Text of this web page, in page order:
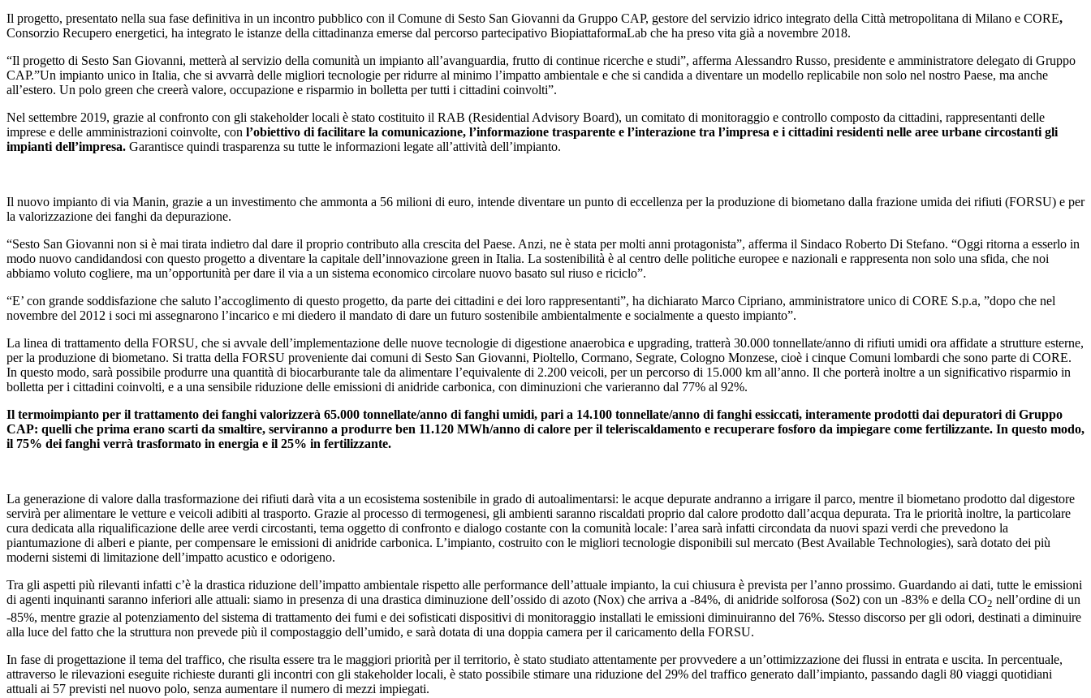
Il progetto, presentato nella sua fase definitiva in un incontro pubblico con il Comune di Sesto San Giovanni da Gruppo CAP, gestore del servizio idrico integrato della Città metropolitana di Milano e CORE,
Consorzio Recupero energetici, ha integrato le istanze della cittadinanza emerse dal percorso partecipativo BiopiattaformaLab che ha preso vita già a novembre 2018.
“Il progetto di Sesto San Giovanni, metterà al servizio della comunità un impianto all’avanguardia, frutto di continue ricerche e studi”, afferma Alessandro Russo, presidente e amministratore delegato di Gruppo
CAP.”Un impianto unico in Italia, che si avvarrà delle migliori tecnologie per ridurre al minimo l’impatto ambientale e che si candida a diventare un modello replicabile non solo nel nostro Paese, ma anche
all’estero. Un polo green che creerà valore, occupazione e risparmio in bolletta per tutti i cittadini coinvolti”.
Nel settembre 2019, grazie al confronto con gli stakeholder locali è stato costituito il RAB (Residential Advisory Board), un comitato di monitoraggio e controllo composto da cittadini, rappresentanti delle
imprese e delle amministrazioni coinvolte, con l’obiettivo di facilitare la comunicazione, l’informazione trasparente e l’interazione tra l’impresa e i cittadini residenti nelle aree urbane circostanti gli
impianti dell’impresa. Garantisce quindi trasparenza su tutte le informazioni legate all’attività dell’impianto.
Il nuovo impianto di via Manin, grazie a un investimento che ammonta a 56 milioni di euro, intende diventare un punto di eccellenza per la produzione di biometano dalla frazione umida dei rifiuti (FORSU) e per
la valorizzazione dei fanghi da depurazione.
“Sesto San Giovanni non si è mai tirata indietro dal dare il proprio contributo alla crescita del Paese. Anzi, ne è stata per molti anni protagonista”, afferma il Sindaco Roberto Di Stefano. “Oggi ritorna a esserlo in
modo nuovo candidandosi con questo progetto a diventare la capitale dell’innovazione green in Italia. La sostenibilità è al centro delle politiche europee e nazionali e rappresenta non solo una sfida, che noi
abbiamo voluto cogliere, ma un’opportunità per dare il via a un sistema economico circolare nuovo basato sul riuso e riciclo”.
“E’ con grande soddisfazione che saluto l’accoglimento di questo progetto, da parte dei cittadini e dei loro rappresentanti”, ha dichiarato Marco Cipriano, amministratore unico di CORE S.p.a, ”dopo che nel
novembre del 2012 i soci mi assegnarono l’incarico e mi diedero il mandato di dare un futuro sostenibile ambientalmente e socialmente a questo impianto”.
La linea di trattamento della FORSU, che si avvale dell’implementazione delle nuove tecnologie di digestione anaerobica e upgrading, tratterà 30.000 tonnellate/anno di rifiuti umidi ora affidate a strutture esterne,
per la produzione di biometano. Si tratta della FORSU proveniente dai comuni di Sesto San Giovanni, Pioltello, Cormano, Segrate, Cologno Monzese, cioè i cinque Comuni lombardi che sono parte di CORE.
In questo modo, sarà possibile produrre una quantità di biocarburante tale da alimentare l’equivalente di 2.200 veicoli, per un percorso di 15.000 km all’anno. Il che porterà inoltre a un significativo risparmio in
bolletta per i cittadini coinvolti, e a una sensibile riduzione delle emissioni di anidride carbonica, con diminuzioni che varieranno dal 77% al 92%.
Il termoimpianto per il trattamento dei fanghi valorizzerà 65.000 tonnellate/anno di fanghi umidi, pari a 14.100 tonnellate/anno di fanghi essiccati, interamente prodotti dai depuratori di Gruppo
CAP: quelli che prima erano scarti da smaltire, serviranno a produrre ben 11.120 MWh/anno di calore per il teleriscaldamento e recuperare fosforo da impiegare come fertilizzante. In questo modo,
il 75% dei fanghi verrà trasformato in energia e il 25% in fertilizzante.
La generazione di valore dalla trasformazione dei rifiuti darà vita a un ecosistema sostenibile in grado di autoalimentarsi: le acque depurate andranno a irrigare il parco, mentre il biometano prodotto dal digestore
servirà per alimentare le vetture e veicoli adibiti al trasporto. Grazie al processo di termogenesi, gli ambienti saranno riscaldati proprio dal calore prodotto dall’acqua depurata. Tra le priorità inoltre, la particolare
cura dedicata alla riqualificazione delle aree verdi circostanti, tema oggetto di confronto e dialogo costante con la comunità locale: l’area sarà infatti circondata da nuovi spazi verdi che prevedono la
piantumazione di alberi e piante, per compensare le emissioni di anidride carbonica. L’impianto, costruito con le migliori tecnologie disponibili sul mercato (Best Available Technologies), sarà dotato dei più
moderni sistemi di limitazione dell’impatto acustico e odorigeno.
Tra gli aspetti più rilevanti infatti c’è la drastica riduzione dell’impatto ambientale rispetto alle performance dell’attuale impianto, la cui chiusura è prevista per l’anno prossimo. Guardando ai dati, tutte le emissioni
di agenti inquinanti saranno inferiori alle attuali: siamo in presenza di una drastica diminuzione dell’ossido di azoto (Nox) che arriva a -84%, di anidride solforosa (So2) con un -83% e della CO2 nell’ordine di un
-85%, mentre grazie al potenziamento del sistema di trattamento dei fumi e dei sofisticati dispositivi di monitoraggio installati le emissioni diminuiranno del 76%. Stesso discorso per gli odori, destinati a diminuire
alla luce del fatto che la struttura non prevede più il compostaggio dell’umido, e sarà dotata di una doppia camera per il caricamento della FORSU.
In fase di progettazione il tema del traffico, che risulta essere tra le maggiori priorità per il territorio, è stato studiato attentamente per provvedere a un’ottimizzazione dei flussi in entrata e uscita. In percentuale,
attraverso le rilevazioni eseguite richieste duranti gli incontri con gli stakeholder locali, è stato possibile stimare una riduzione del 29% del traffico generato dall’impianto, passando dagli 80 viaggi quotidiani
attuali ai 57 previsti nel nuovo polo, senza aumentare il numero di mezzi impiegati.